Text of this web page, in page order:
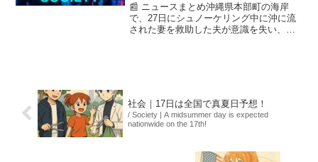
📰 ニュースまとめ沖縄県本部町の海岸
で、27日にシュノーケリング中に沖に流
された妻を救助した夫が意識を失い、そ
社会｜17日は全国で真夏日予想！
/ Society | A midsummer day is expected
nationwide on the 17th!